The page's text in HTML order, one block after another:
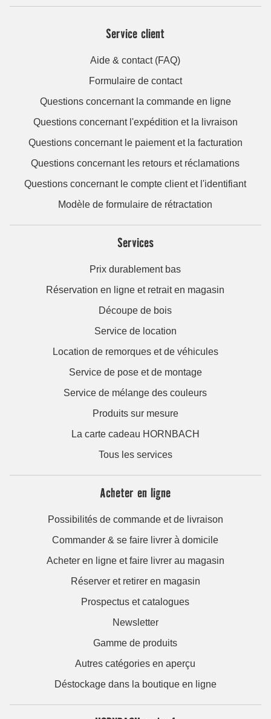
Service client
Aide & contact (FAQ)
Formulaire de contact
Questions concernant la commande en ligne
Questions concernant l'expédition et la livraison
Questions concernant le paiement et la facturation
Questions concernant les retours et réclamations
Questions concernant le compte client et l'identifiant
Modèle de formulaire de rétractation
Services
Prix durablement bas
Réservation en ligne et retrait en magasin
Découpe de bois
Service de location
Location de remorques et de véhicules
Service de pose et de montage
Service de mélange des couleurs
Produits sur mesure
La carte cadeau HORNBACH
Tous les services
Acheter en ligne
Possibilités de commande et de livraison
Commander & se faire livrer à domicile
Acheter en ligne et faire livrer au magasin
Réserver et retirer en magasin
Prospectus et catalogues
Newsletter
Gamme de produits
Autres catégories en aperçu
Déstockage dans la boutique en ligne